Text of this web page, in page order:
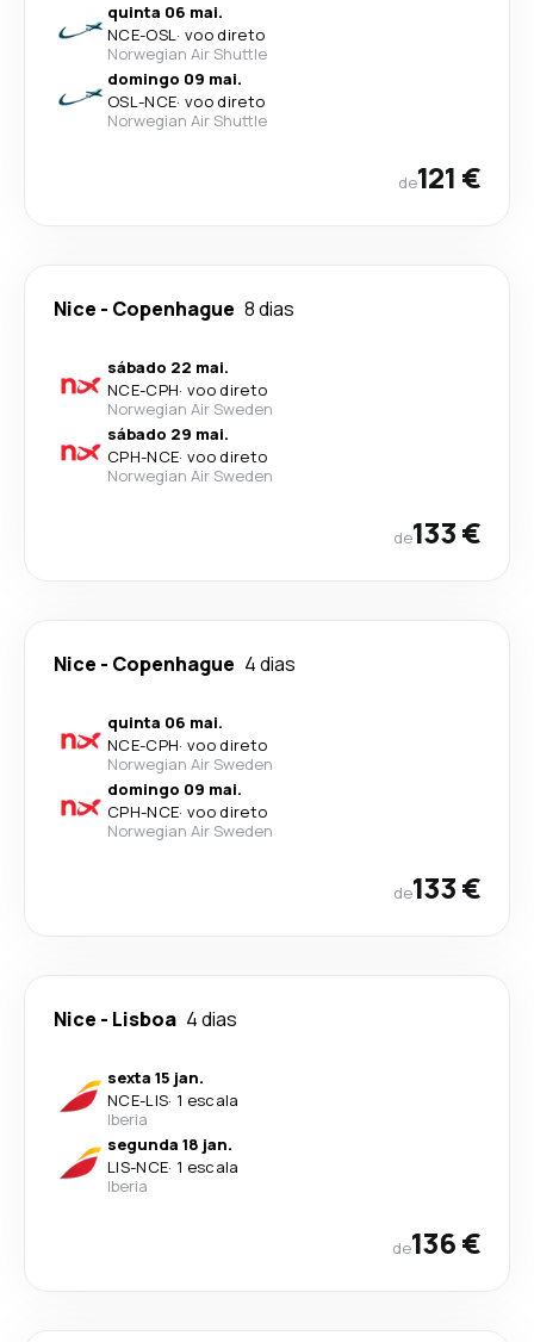
quinta 06 mai.
NCE-OSL· voo direto
Norwegian Air Shuttle
domingo 09 mai.
OSL-NCE· voo direto
Norwegian Air Shuttle
de121 €
Nice - Copenhague 8 dias
sábado 22 mai.
NCE-CPH· voo direto
Norwegian Air Sweden
sábado 29 mai.
CPH-NCE· voo direto
Norwegian Air Sweden
de133 €
Nice - Copenhague 4 dias
quinta 06 mai.
NCE-CPH· voo direto
Norwegian Air Sweden
domingo 09 mai.
CPH-NCE· voo direto
Norwegian Air Sweden
de133 €
Nice - Lisboa 4 dias
sexta 15 jan.
NCE-LIS· 1 escala
Iberia
segunda 18 jan.
LIS-NCE· 1 escala
Iberia
de136 €